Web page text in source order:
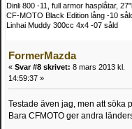
Dinli 800 -11, full armor hasplåtar,
CF-MOTO Black Edition lång -10
Linhai Muddy 300cc 4x4 -07 såld
FormerMazda
« Svar #8 skrivet: 8 mars 2013 kl.
14:59:37 »
Testade även jag, men att söka
Bara CFMOTO ger andra